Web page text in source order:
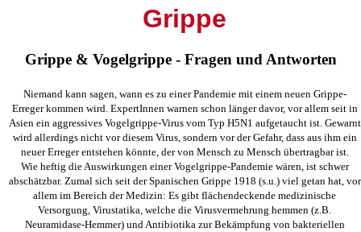
Grippe
Grippe & Vogelgrippe - Fragen und Antworten
Niemand kann sagen, wann es zu einer Pandemie mit einem neuen Grippe-
Erreger kommen wird. ExpertInnen warnen schon länger davor, vor allem seit in
Asien ein aggressives Vogelgrippe-Virus vom Typ H5N1 aufgetaucht ist. Gewarnt
wird allerdings nicht vor diesem Virus, sondern vor der Gefahr, dass aus ihm ein
neuer Erreger entstehen könnte, der von Mensch zu Mensch übertragbar ist.
Wie heftig die Auswirkungen einer Vogelgrippe-Pandemie wären, ist schwer
abschätzbar. Zumal sich seit der Spanischen Grippe 1918 (s.u.) viel getan hat, vor
allem im Bereich der Medizin: Es gibt flächendeckende medizinische
Versorgung, Virustatika, welche die Virusvermehrung hemmen (z.B.
Neuramidase-Hemmer) und Antibiotika zur Bekämpfung von bakteriellen